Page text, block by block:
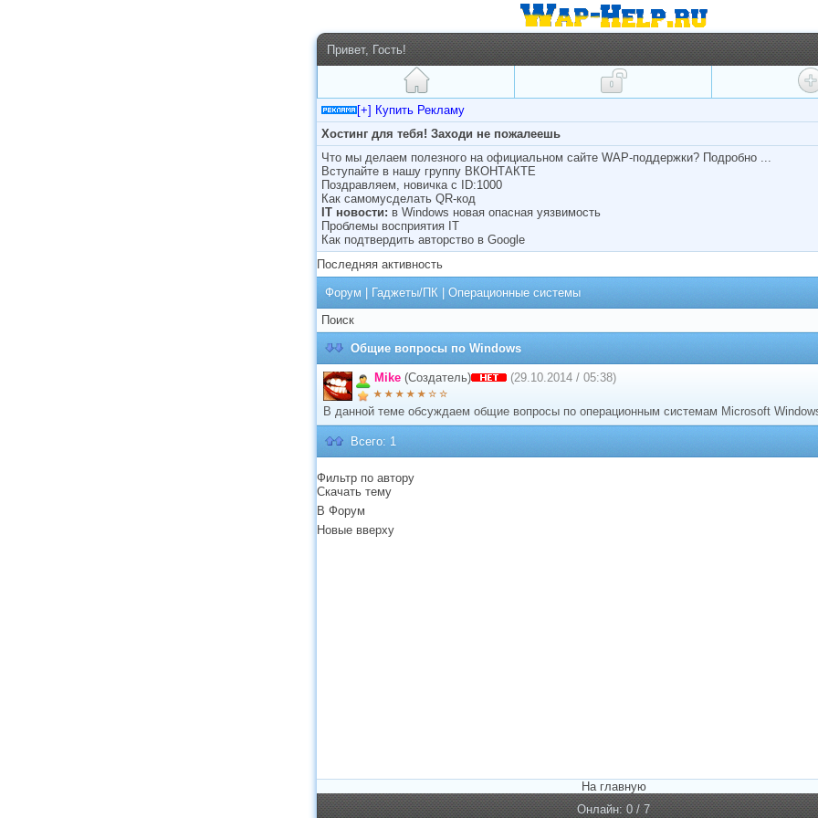
Привет, Гость!
[+] Купить Рекламу
Хостинг для тебя! Заходи не пожалеешь
Что мы делаем полезного на официальном сайте WAP-поддержки? Подробно ...
Вступайте в нашу группу ВКОНТАКТЕ
Поздравляем, новичка с ID:1000
Как самомусделать QR-код
IT новости: в Windows новая опасная уязвимость
Проблемы восприятия IT
Как подтвердить авторство в Google
Последняя активность
Форум Гаджеты/ПК
Операционные системы
Поиск
Общие вопросы по Windows
Mi ke (Создатель) (29.10.2014 / 05:38)
★ ★ ★ ★ ★ ☆ ☆
В данной теме обсуждаем общие вопросы по операционным системам Microsoft
Всего: 1
Фильтр по автору
Скачать тему
В Форум
Новые вверху
На главную
Онлайн: 0 / 7